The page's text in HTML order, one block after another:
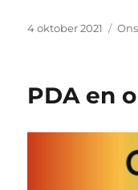
Geplaatst
4 oktober 2021
PDA en